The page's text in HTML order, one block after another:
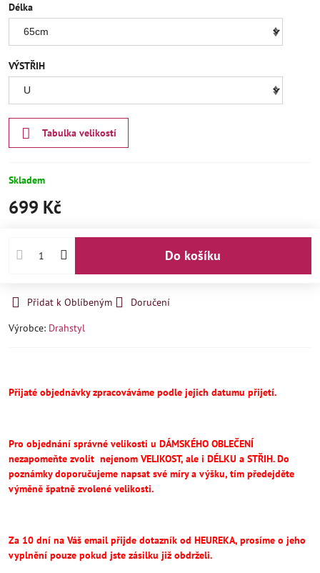
Délka
VÝSTŘIH
Tabulka velikostí
Skladem
699 Kč
Do košíku
Přidat k Oblíbeným
Doručení
Výrobce: Drahstyl
Přijaté objednávky zpracováváme podle jejich datumu přijetí.
Pro objednání správné velikosti u DÁMSKÉHO OBLEČENÍ
nezapomeňte zvolit nejenom VELIKOST, ale i DÉLKU a STŘIH.Do
poznámky doporučujeme napsat své míry a výšku, tím předejděte
výměně špatně zvolené velikosti.
Za 10 dní na Váš email přijde dotazník od HEUREKA, prosíme o jeho
vyplnění pouze pokud jste zásilku již obdrželi.